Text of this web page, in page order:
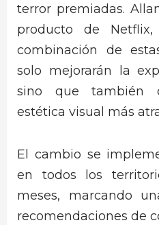
terror premiadas.
producto de
combinación de
solo mejorarán la
sino que también
estética visual más
El cambio se
en todos los
meses, marcando
recomendaciones de